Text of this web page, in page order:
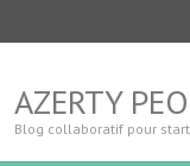
AZERTY
Blog collaboratif pour